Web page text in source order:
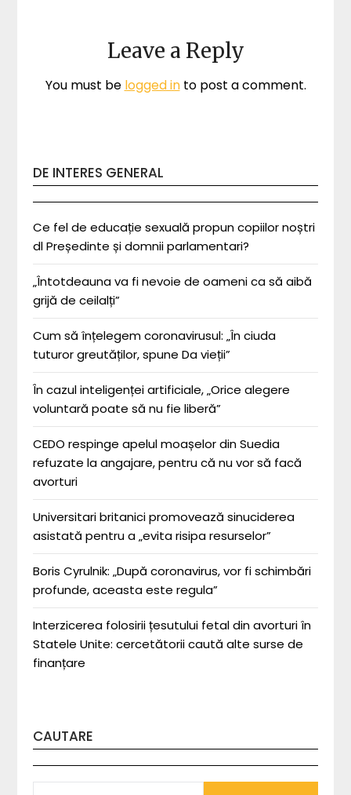
Leave a Reply
You must be logged into post a comment.
DE INTERES GENERAL
Ce fel de educație sexuală propun copiilor noștri
dl Președinte și domnii parlamentari?
„Întotdeauna va fi nevoie de oameni ca să aibă
grijă de ceilalți”
Cum să înțelegem coronavirusul: „În ciuda
tuturor greutăților, spune Da vieții”
În cazul inteligenței artificiale, „Orice alegere
voluntară poate să nu fie liberă”
CEDO respinge apelul moașelor din Suedia
refuzate la angajare, pentru că nu vor să facă
avorturi
Universitari britanici promovează sinuciderea
asistată pentru a „evita risipa resurselor”
Boris Cyrulnik: „După coronavirus, vor fi schimbări
profunde, aceasta este regula”
Interzicerea folosirii țesutului fetal din avorturi în
Statele Unite: cercetătorii caută alte surse de
finanțare
CAUTARE